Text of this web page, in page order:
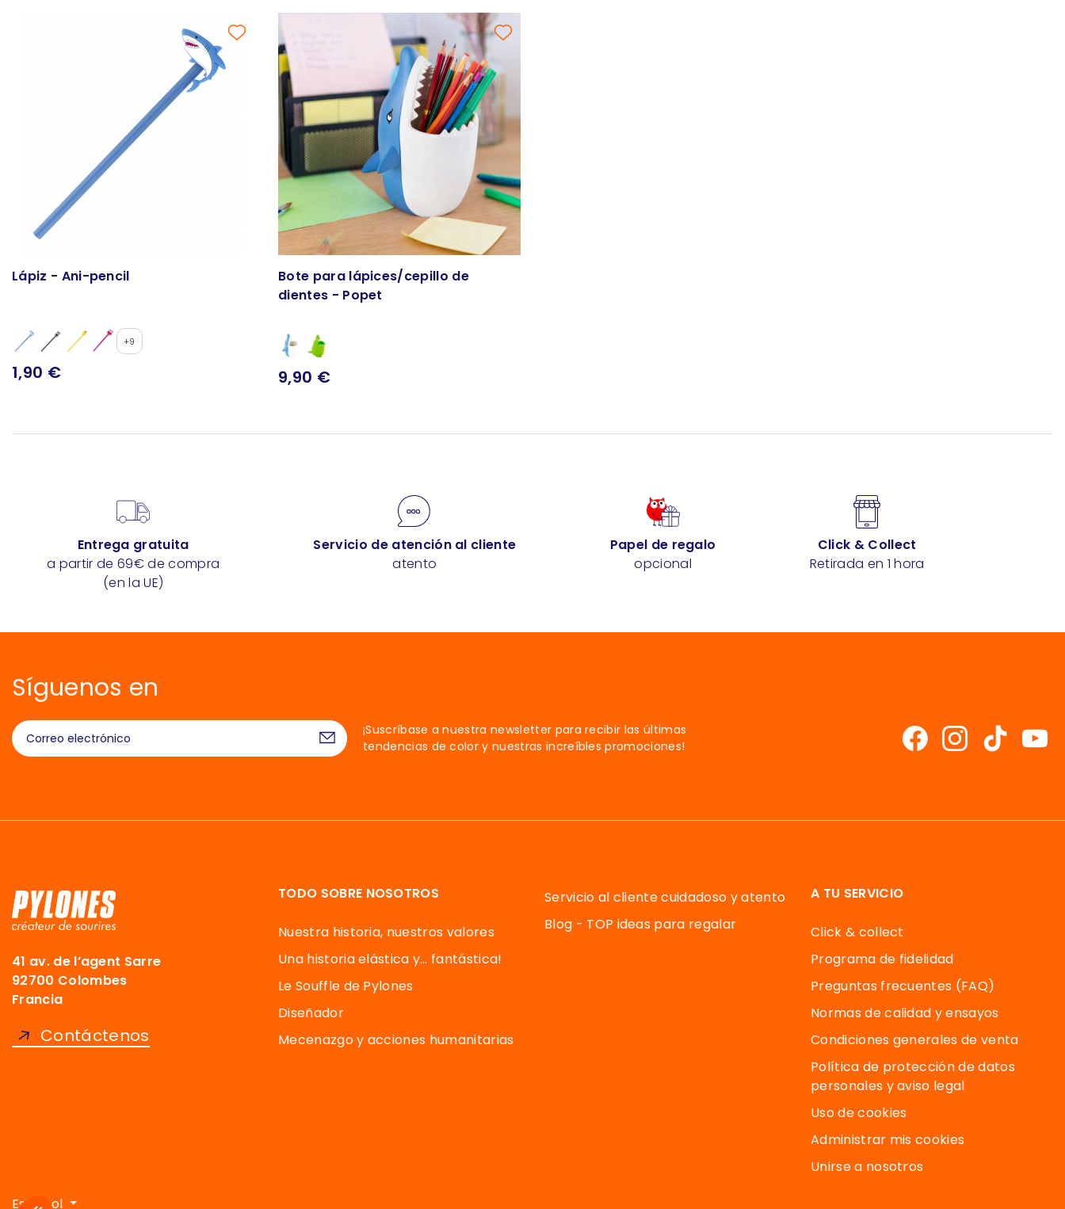
Lápiz - Ani-pencil
+9
1,90 €
Bote para lápices/cepillo de
dientes - Popet
9,90 €
Entrega gratuita
a partir de 69€ de compra
(en la UE)
Servicio de atención al cliente
atento
Papel de regalo
opcional
Click & Collect
Retirada en 1 hora
Síguenos en
¡Suscríbase a nuestra newsletter para recibir las últimas
tendencias de color y nuestras increíbles promociones!
41 av. de l’agent Sarre
92700 Colombes
Francia
Contáctenos
TODO SOBRE NOSOTROS
Nuestra historia, nuestros valores
Una historia elástica y… fantástica!
Le Souffle de Pylones
Diseñador
Mecenazgo y acciones humanitarias
Servicio al cliente cuidadoso y atento
Blog - TOP ideas para regalar
A TU SERVICIO
Click & collect
Programa de fidelidad
Preguntas frecuentes (FAQ)
Normas de calidad y ensayos
Condiciones generales de venta
Política de protección de datos
personales y aviso legal
Uso de cookies
Administrar mis cookies
Unirse a nosotros
Español